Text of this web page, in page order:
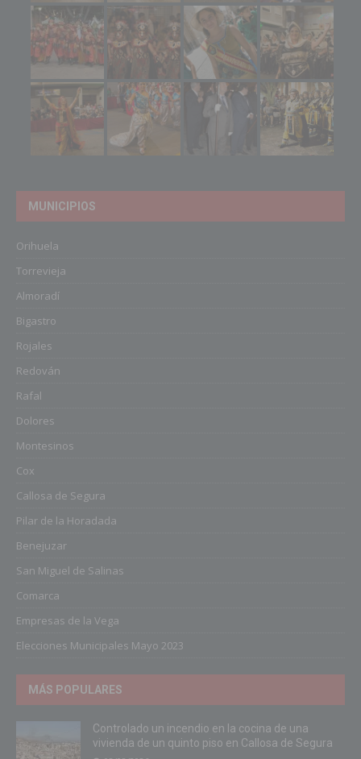
MUNICIPIOS
Orihuela
Torrevieja
Almoradí
Bigastro
Rojales
Redován
Rafal
Dolores
Montesinos
Cox
Callosa de Segura
Pilar de la Horadada
Benejuzar
San Miguel de Salinas
Comarca
Empresas de la Vega
Elecciones Municipales Mayo 2023
MÁS POPULARES
Controlado un incendio en la cocina de una
vivienda de un quinto piso en Callosa de Segura